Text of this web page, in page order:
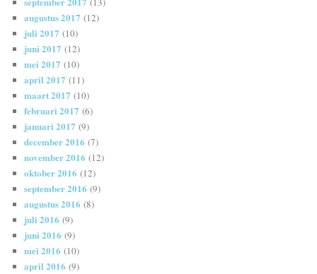
augustus 2017 (12)
juli 2017 (10)
juni 2017 (12)
mei 2017 (10)
april 2017 (11)
maart 2017 (10)
februari 2017 (6)
januari 2017 (9)
december 2016 (7)
november 2016 (12)
oktober 2016 (12)
september 2016 (9)
augustus 2016 (8)
juli 2016 (9)
juni 2016 (9)
mei 2016 (10)
april 2016 (9)